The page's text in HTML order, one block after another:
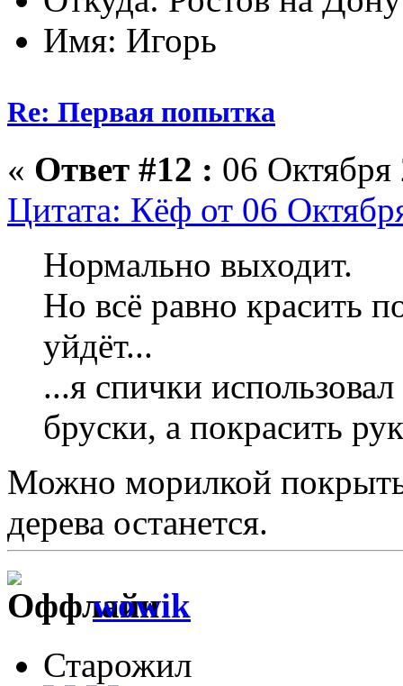
Имя: Игорь
Re: Первая попытка
« Ответ #12 : 06
Цитата: Кёф от 06
Нормально выходит.
Но всё равно красить
уйдёт...
...я спички
бруски, а покрасить
Можно морилкой
дерева останется.
wowik
Старожил